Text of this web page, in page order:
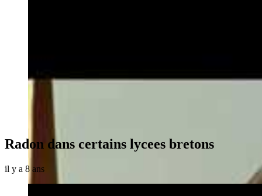
Radon dans certains lycees bretons
il y a 8 ans